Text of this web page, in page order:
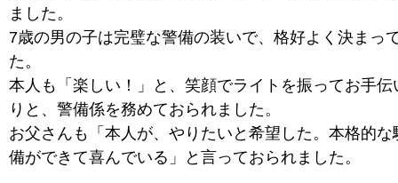
ました。
7歳の男の子は完璧な警備の装いで、格好よく決まっ
た。
本人も「楽しい！」と、笑顔でライトを振ってお手伝
りと、警備係を務めておられました。
お父さんも「本人が、やりたいと希望した。本格的な
備ができて喜んでいる」と言っておられました。